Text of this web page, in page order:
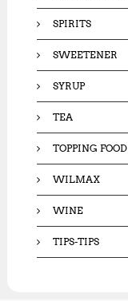
SPIRITS
SWEETENER
SYRUP
TEA
TOPPING FOOD
WILMAX
WINE
TIPS-TIPS